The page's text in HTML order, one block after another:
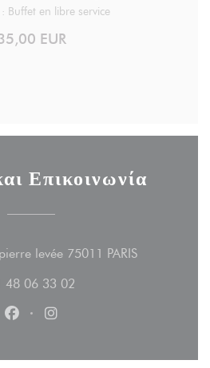
Buffet en libre service
EUR
Επικοινωνία
levée 75011 PARIS((ανοίγει σε
48 06 33 02
Facebook ((ανοίγει σε νέο
Instagram ((ανοίγει σε